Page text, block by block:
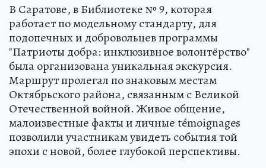
В Саратове, в Библиотеке № 9, которая
работает по модельному стандарту, для
подопечных и добровольцев программы
"Патриоты добра: инклюзивное волонтёрство"
была организована уникальная экскурсия.
Маршрут пролегал по знаковым местам
Октябрьского района, связанным с Великой
Отечественной войной. Живое общение,
малоизвестные факты и личные témoignages
позволили участникам увидеть события той
эпохи с новой, более глубокой перспективы.